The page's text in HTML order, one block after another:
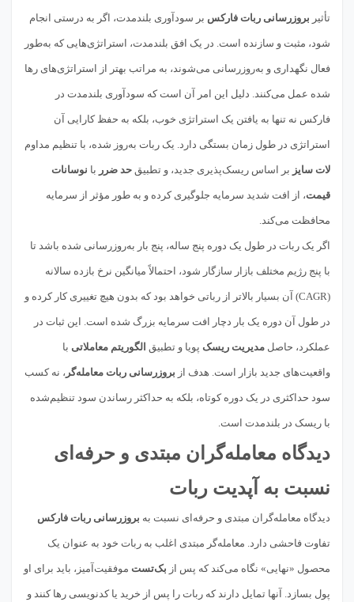
تأثیر بروزرسانی ربات فارکس بر سودآوری بلندمدت، اگر به درستی انجام
شود، مثبت و سازنده است. در یک افق بلندمدت، استراتژی‌هایی که به‌طور
فعال نگهداری و به‌روزرسانی می‌شوند، به مراتب بهتر از استراتژی‌های رها
شده عمل می‌کنند. دلیل این امر آن است که سودآوری بلندمدت در
فارکس نه تنها به یافتن یک استراتژی خوب، بلکه به حفظ کارایی آن
استراتژی در طول زمان بستگی دارد. یک ربات به‌روز شده، با تنظیم مداوم
لات سایز بر اساس ریسک‌پذیری جدید، و تطبیق حد ضرر با نوسانات
قیمت، از افت شدید سرمایه جلوگیری کرده و به طور مؤثر از سرمایه
محافظت می‌کند.
اگر یک ربات در طول یک دوره پنج ساله، پنج بار به‌روزرسانی شده باشد تا
با پنج رژیم مختلف بازار سازگار شود، احتمالاً میانگین نرخ بازده سالانه
(CAGR) آن بسیار بالاتر از رباتی خواهد بود که بدون هیچ تغییری کار کرده و
در طول آن دوره یک بار دچار افت سرمایه بزرگ شده است. این ثبات در
عملکرد، حاصل مدیریت ریسک پویا و تطبیق الگوریتم معاملاتی با
واقعیت‌های جدید بازار است. هدف از بروزرسانی ربات معامله‌گر ، نه کسب
سود حداکثری در یک دوره کوتاه، بلکه به حداکثر رساندن سود تنظیم‌شده
با ریسک در بلندمدت است.
دیدگاه معامله‌گران مبتدی و حرفه‌ای
نسبت به آپدیت ربات
دیدگاه معامله‌گران مبتدی و حرفه‌ای نسبت به بروزرسانی ربات فارکس
تفاوت فاحشی دارد. معامله‌گر مبتدی اغلب به ربات خود به عنوان یک
محصول «نهایی» نگاه می‌کند که پس از بک‌تست موفقیت‌آمیز، باید برای او
پول بسازد. آنها تمایل دارند که ربات را پس از خرید یا کدنویسی رها کنند و